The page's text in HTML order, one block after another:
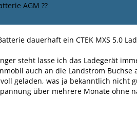
AGM ??
dauerhaft ein CTEK MXS 5.0
steht lasse ich das Ladegerät
auch an die Landstrom
geladen, was ja bekanntlich nicht
über mehrere Monate ohne